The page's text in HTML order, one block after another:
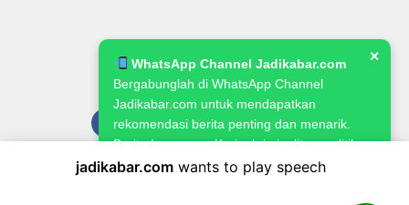
Pedoman Media Siber Kode Etik Jurnalistik
jadikabar.com wants to play speech
WhatsApp Channel Jadikabar.com
Bergabunglah di WhatsApp Channel
Jadikabar.com untuk mendapatkan
rekomendasi berita penting dan menarik.
Berita Lowongan Kerja, kriminalitas, politik,
pemerintahan, pertanian & ketahanan
✕